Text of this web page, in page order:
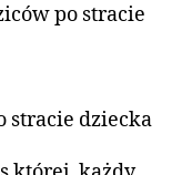
po stracie
stracie dziecka